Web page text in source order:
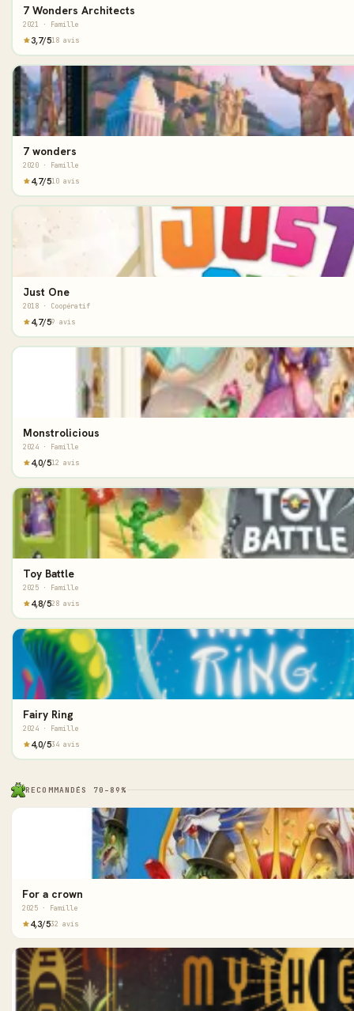
7 Wonders Architects
2021 · Famille
3,7/518 avis
7 wonders
2020 · Famille
4,7/510 avis
Just One
2018 · Coopératif
4,7/59 avis
Monstrolicious
2024 · Famille
4,0/512 avis
Toy Battle
2025 · Famille
4,8/528 avis
Fairy Ring
2024 · Famille
4,0/534 avis
RECOMMANDÉS 70–89%
For a crown
2025 · Famille
4,3/532 avis